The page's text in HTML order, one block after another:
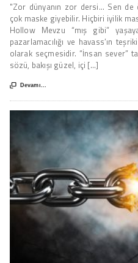
"Zor dünyanın zor dersi... Sen
çok maske giyebilir. Hiçbiri iyilik
Hollow Mevzu “mış gibi”
pazarlamacılığı ve havass’ın
olarak seçmesidir. “İnsan sever”
sözü, bakışı güzel, içi [...]
 Devamı...